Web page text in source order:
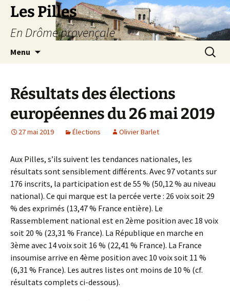
Les Pilles
En Drôme provençale
Menu
Résultats des élections
européennes du 26 mai 2019
27 mai 2019 Élections Olivier Barlet
Aux Pilles, s’ils suivent les tendances nationales, les
résultats sont sensiblement différents. Avec 97 votants sur
176 inscrits, la participation est de 55 % (50,12 % au niveau
national). Ce qui marque est la percée verte : 26 voix soit 29
% des exprimés (13,47 % France entière). Le
Rassemblement national est en 2ème position avec 18 voix
soit 20 % (23,31 % France). La République en marche en
3ème avec 14 voix soit 16 % (22,41 % France). La France
insoumise arrive en 4ème position avec 10 voix soit 11 %
(6,31 % France). Les autres listes ont moins de 10 % (cf.
résultats complets ci-dessous).